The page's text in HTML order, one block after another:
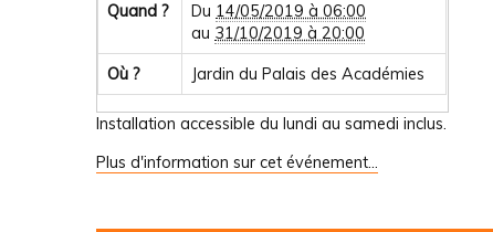
Quand ? Du 14/05/2019 à 06:00
au 31/10/2019 à 20:00
Où ? Jardin du Palais des Académies
Installation accessible du lundi au samedi inclus.
Plus d'information sur cet événement…